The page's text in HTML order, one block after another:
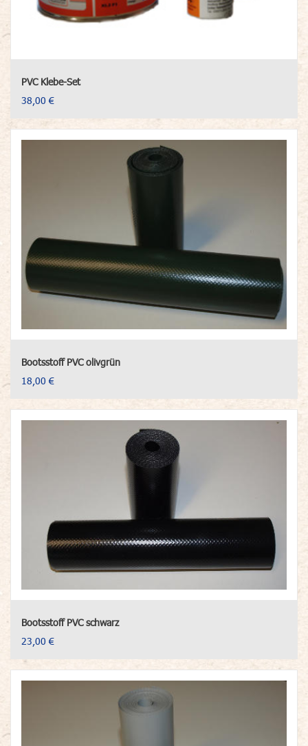
PVC Klebe-Set
38,00 €
Bootsstoff PVC olivgrün
18,00 €
Bootsstoff PVC schwarz
23,00 €